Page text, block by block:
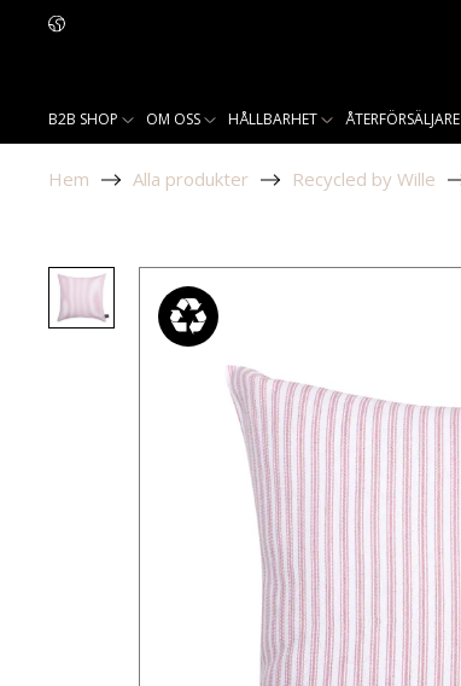
B2B SHOP OM OSS HÅLLBARHET ÅTERFÖRSÄLJARE
Hem Alla produkter Recycled by Wille